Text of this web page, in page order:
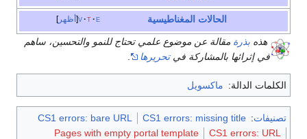
أظهر v t e الحالات المغناطيسية
هذه بذرة مقالة عن موضوع علمي تحتاج للنمو والتحسين، ساهم
في إثرائها بالمشاركة فيتحريرها
الكلمات الدالة: ماكسويل
تصنيفات:
CS1 errors: missing title
CS1 errors: bare URL
CS1 errors: URL
Pages with empty portal template